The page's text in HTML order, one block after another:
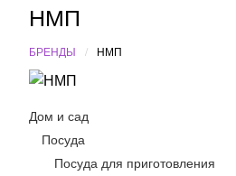
НМП
БРЕНДЫ НМП
Дом и сад
Посуда
Посуда для приготовления